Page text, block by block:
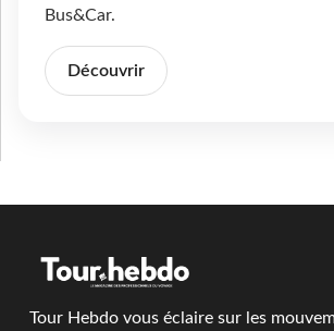
Bus&Car.
Découvrir
Tour Hebdo vous éclaire sur les